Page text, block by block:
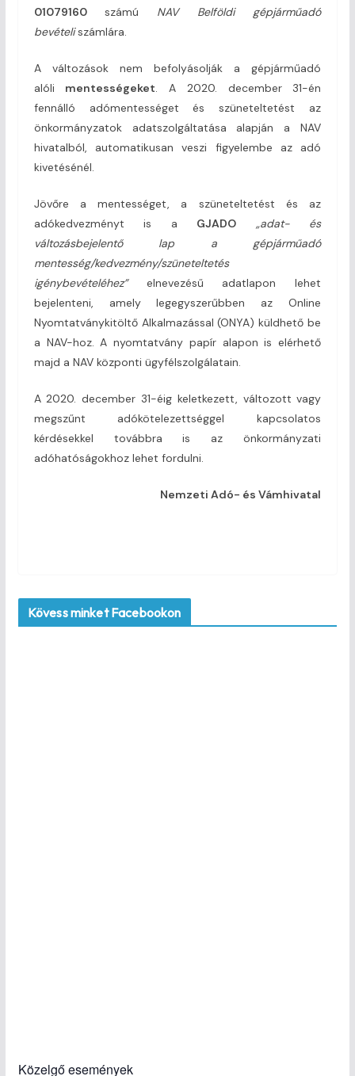
01079160
számú
NAV Belföldi gépjárműadó
bevételiszámlára.
A változások nem befolyásolják a gépjárműadó
alóli mentességeket. A 2020. december 31-én
fennálló adómentességet és szüneteltetést az
önkormányzatok adatszolgáltatása alapján a NAV
hivatalból, automatikusan veszi figyelembe az adó
kivetésénél.
Jövőre a mentességet, a szüneteltetést és az
adókedvezményt is a GJADO
„adat- és
változásbejelentő lap a gépjárműadó
mentesség/kedvezmény/szüneteltetés
igénybevételéhez”elnevezésű adatlapon lehet
bejelenteni, amely legegyszerűbben az Online
Nyomtatványkitöltő Alkalmazással (ONYA) küldhető be
a NAV-hoz. A nyomtatvány papír alapon is elérhető
majd a NAV központi ügyfélszolgálatain.
A 2020. december 31-éig keletkezett, változott vagy
megszűnt adókötelezettséggel kapcsolatos
kérdésekkel továbbra is az önkormányzati
adóhatóságokhoz lehet fordulni.
Nemzeti Adó- és Vámhivatal
Kövess minket Facebookon
Közelgő események